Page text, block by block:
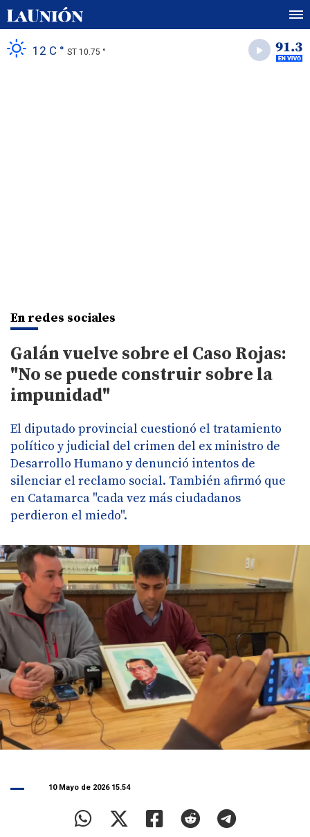
12 C ° ST 10.75 °
En redes sociales
Galán vuelve sobre el Caso Rojas:
"No se puede construir sobre la
impunidad"
El diputado provincial cuestionó el tratamiento
político y judicial del crimen del ex ministro de
Desarrollo Humano y denunció intentos de
silenciar el reclamo social. También afirmó que
en Catamarca "cada vez más ciudadanos
perdieron el miedo".
10 Mayo de 2026 15.54